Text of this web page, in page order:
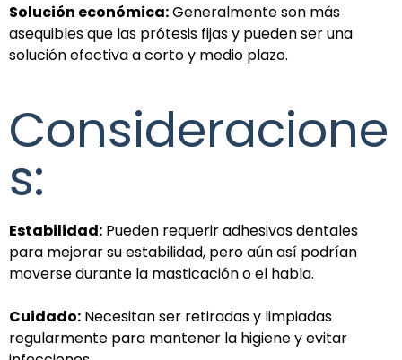
Solución económica:Generalmente son más
asequibles que las prótesis fijas y pueden ser una
solución efectiva a corto y medio plazo.
Consideracione
s:
Estabilidad: Pueden requerir adhesivos dentales
para mejorar su estabilidad, pero aún así podrían
moverse durante la masticación o el habla.
Cuidado: Necesitan ser retiradas y limpiadas
regularmente para mantener la higiene y evitar